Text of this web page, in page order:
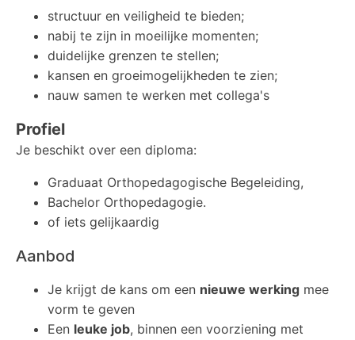
structuur en veiligheid te bieden;
nabij te zijn in moeilijke momenten;
duidelijke grenzen te stellen;
kansen en groeimogelijkheden te zien;
nauw samen te werken met collega's
Profiel
Je beschikt over een diploma:
Graduaat Orthopedagogische Begeleiding,
Bachelor Orthopedagogie.
of iets gelijkaardig
Aanbod
Je krijgt de kans om een nieuwe werking mee
vorm te geven
Een leuke job, binnen een voorziening met